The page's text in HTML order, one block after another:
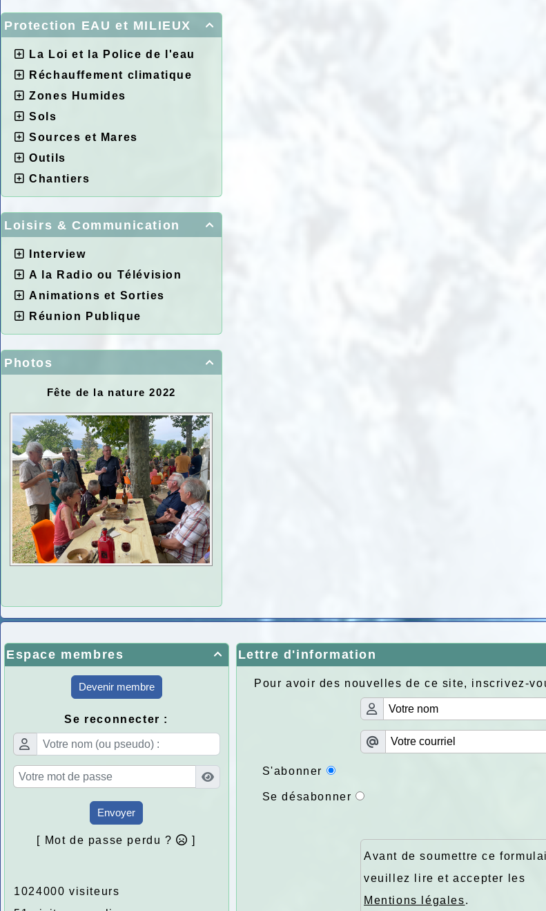

Protection EAU et MILIEUX
La Loi et la Police de l'eau
Réchauffement climatique
Zones Humides
Sols
Sources et Mares
Outils
Chantiers

Loisirs & Communication
Interview
A la Radio ou Télévision
Animations et Sorties
Réunion Publique

Photos
Fête de la nature 2022

Espace membres
Devenir membre
Se reconnecter :
Envoyer
[ Mot de passe perdu ? ]
1024000 visiteurs
Lettre d'information
Pour avoir des nouvelles de ce site, inscrivez-
S'abonner
Se désabonner
Avant de soumettre ce
veuillez lire et accepter les
Mentions légales.